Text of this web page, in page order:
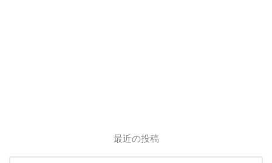
最近の投稿